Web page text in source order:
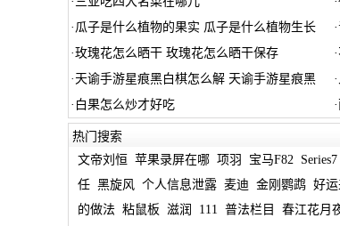
· 瓜子是什么植物的果实 瓜子是什么植物生长 ·
·玫瑰花怎么晒干 玫瑰花怎么晒干保存 ·
· 天谕手游星痕黑白棋怎么解 天谕手游星痕黑 ·
· 白果怎么炒才好吃 ·
热门搜索
文帝刘恒 苹果录屏在哪 项羽 宝马F82 Series7
任 黑旋风 个人信息泄露 麦迪 金刚鹦鹉 好
的做法 粘鼠板 滋润 111 普法栏目 春江花月